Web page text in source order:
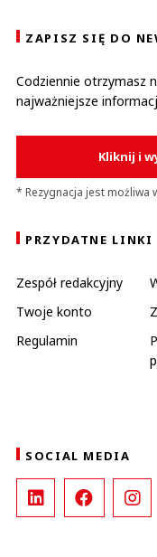
ZAPISZ SIĘ DO
Codziennie otrzymasz
najważniejsze
Kliknij i
* Rezygnacja jest możliwa
PRZYDATNE LINKI
Zespół redakcyjny
Twoje konto
Regulamin
SOCIAL MEDIA